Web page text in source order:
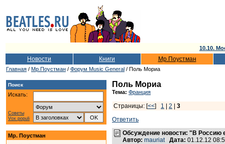
10.10.
Новости Книги Мр.Поустман
Главная / Мр.Поустман / Форум Music General / Поль Мориа
Поиск
Искать:
Советы
Vox populi
Мр. Поустман
Поль Мориа
Тема: Франция
Страницы: [<<] 1 2
3
Ответить
Обсуждение новости: "В
Автор: mauriat Дата: 01.12.12